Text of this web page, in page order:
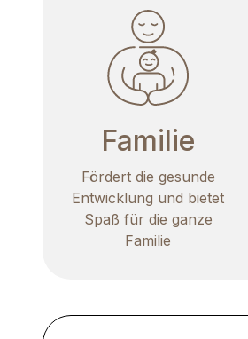
Familie
Fördert die gesunde
Entwicklung und bietet
Spaß für die ganze
Familie